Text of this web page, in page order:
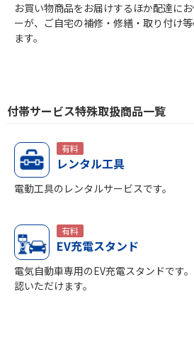
お買い物商品をお届けするほか配達に
ーが、ご自宅の補修・修繕・取り付け
ます。
付帯サービス特殊取扱商品一覧
有料
レンタル工具
電動工具のレンタルサービスです。
有料
EV充電スタンド
電気自動車専用のEV充電スタンドです
認いただけます。